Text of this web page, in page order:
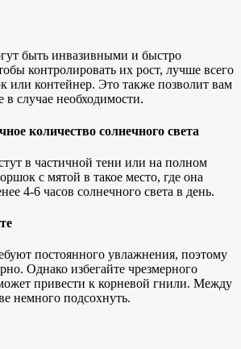
быть инвазивными и быстро
контролировать их рост, лучше всего
или контейнер. Это также позволит вам
в случае необходимости.
количество солнечного света
в частичной тени или на полном
с мятой в такое место, где она
4-6 часов солнечного света в день.
постоянного увлажнения, поэтому
Однако избегайте чрезмерного
привести к корневой гнили. Между
немного подсохнуть.